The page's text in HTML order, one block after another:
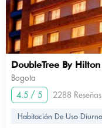
DoubleTree By
Bogota
4.5 / 5
2288 Reseñas
Habitación De Uso Diurno